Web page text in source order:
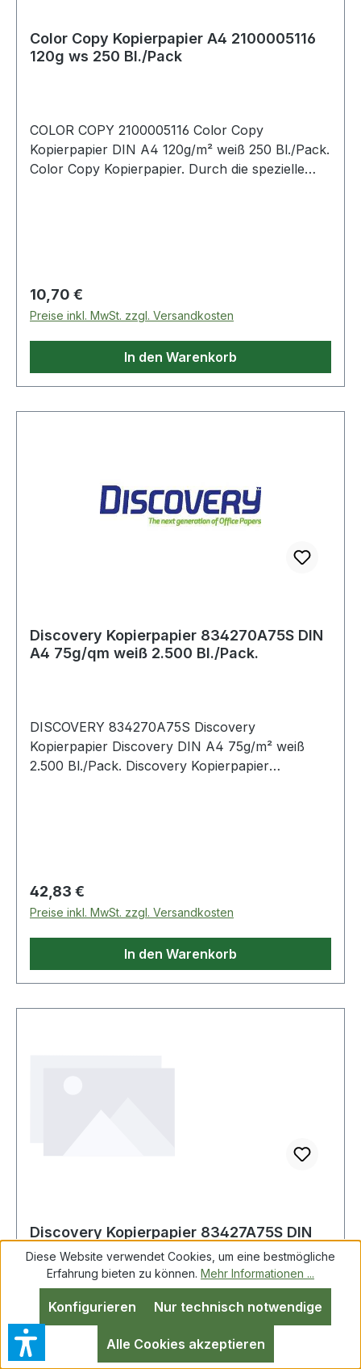
Color Copy Kopierpapier A4 2100005116
120g ws 250 Bl./Pack
COLOR COPY 2100005116 Color Copy
Kopierpapier DIN A4 120g/m² weiß 250 Bl./Pack.
Color Copy Kopierpapier. Durch die spezielle
Geräteschonung. Von allen Geräteherstellern
empfohlen.
Regulärer Preis:
10,70 €
Preise inkl. MwSt. zzgl. Versandkosten
In den Warenkorb
Discovery Kopierpapier 834270A75S DIN
A4 75g/qm weiß 2.500 Bl./Pack.
DISCOVERY 834270A75S Discovery
Kopierpapier Discovery DIN A4 75g/m² weiß
2.500 Bl./Pack. Discovery Kopierpapier
Regulärer Preis:
42,83 €
Preise inkl. MwSt. zzgl. Versandkosten
In den Warenkorb
Discovery Kopierpapier 83427A75S DIN
A4 75g 500 Bl./Pack.
DISCOVERY 83427A75S Discovery Kopierpapier
DIN A4 75g/m² hochweiß 500 Bl./Pack. Öko-
effizientes Büropapier mit hohem Volumen (1,4-
Diese Website verwendet Cookies, um eine bestmögliche
Erfahrung bieten zu können. Mehr Informationen ...
Nur technisch notwendige
Konfigurieren
Alle Cookies akzeptieren